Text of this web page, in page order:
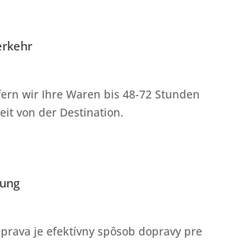
wir Ihre Waren bis 48-72 Stunden
von der Destination.
je efektívny spôsob dopravy pre